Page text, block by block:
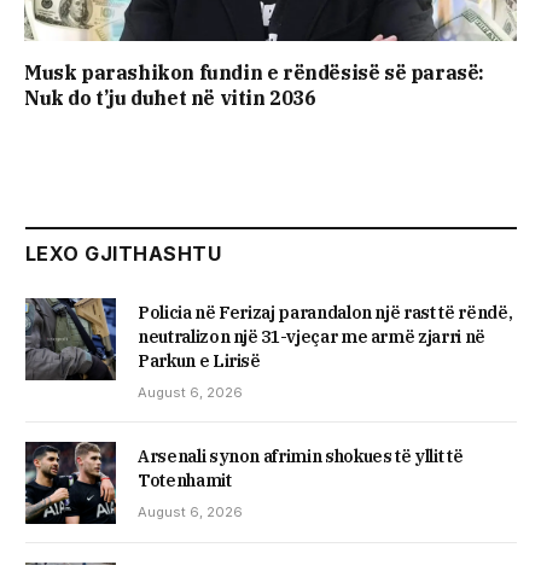
Musk parashikon fundin e rëndësisë së parasë:
Nuk do t’ju duhet në vitin 2036
LEXO GJITHASHTU
Policia në Ferizaj parandalon një rast të rëndë,
neutralizon një 31-vjeçar me armë zjarri në
Parkun e Lirisë
August 6, 2026
Arsenali synon afrimin shokues të yllit të
Totenhamit
August 6, 2026